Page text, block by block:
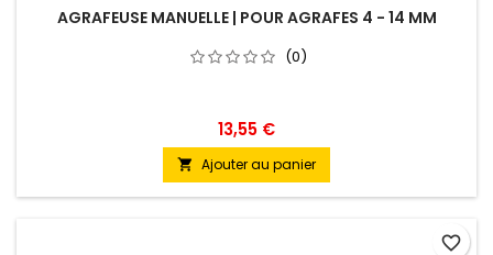
AGRAFEUSE MANUELLE | POUR AGRAFES 4 - 14 MM
(0)
13,55 €
 Ajouter au panier
favorite_border